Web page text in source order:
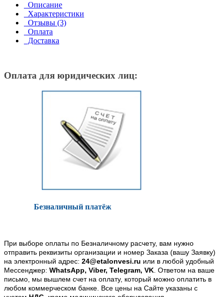
Описание
Характеристики
Отзывы (3)
Оплата
Доставка
Оплата для юридических лиц:
Безналичный платёж
При выборе оплаты по Безналичному расчету, вам нужно
отправить реквизиты организации и номер Заказа (вашу Заявку)
на электронный адрес: 24@etalonvesi.ru или в любой удобный
Мессенджер: WhatsApp, Viber, Telegram, VK. Ответом на ваше
письмо, мы вышлем счет на оплату, который можно оплатить в
любом коммерческом банке. Все цены на Сайте указаны с